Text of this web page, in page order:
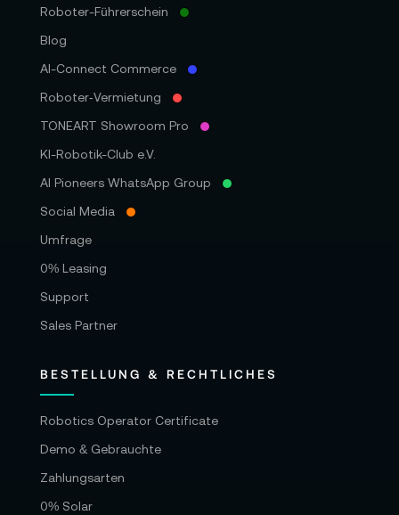
Roboter-Führerschein
Blog
AI-Connect Commerce
Roboter‑Vermietung
TONEART Showroom Pro
KI-Robotik-Club e.V.
AI Pioneers WhatsApp Group
Social Media
Umfrage
0% Leasing
Support
Sales Partner
BESTELLUNG & RECHTLICHES
Robotics Operator Certificate
Demo & Gebrauchte
Zahlungsarten
0% Solar